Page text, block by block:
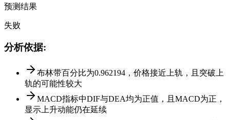
预测结果
失败
分析依据:
布林带百分比为0.962194，价格接近上轨，且突破上
轨的可能性较大
MACD指标中DIF与DEA均为正值，且MACD为正，
显示上升动能仍在延续